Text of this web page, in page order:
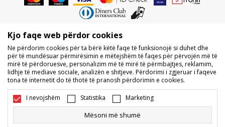
Nuk lejohet shkarkimi ose përdorimi i përmbajtjes nga faqet e internetit
të BDS.MK, pjesërisht ose tërësisht, dhe i referohet logove, markave
tregtare, përmbajtjes komerciale, as caktimi i tyre palëve të treta,
publikimi i tyre publikisht ose përdorimi i tyre për ndonjë për qëllime, pa
pëlqimin me shkrim të BDS.MK DOOEL.
Ne përpiqemi të jemi sa më të saktë në përshkrimin e produktit, foton
dhe vetë çmimin, por nuk mund të garantojmë që të gjitha informacionet
të jenë të plota dhe pa gabime. Të gjitha produktet e shfaqura në faqe
janë pjesë e ofertës sonë, por nuk kuptohet që ato duhet të jenë të
disponueshme gjatë gjithë kohës. Disponueshmërinë e produkteve mund
Kjo faqe web përdor cookies
Ne përdorim cookies për ta bërë këtë faqe të funksionojë si duhet dhe
për të mundësuar përmirësimin e mëtejshëm të faqes për përvojën më të
mirë të përdoruesve, personalizim më të mirë të përmbajtjes, reklamim,
lidhje të mediave sociale, analizën e shitjeve. Përdorimi i zgjeruar i faqeve
tona të internetit do të thotë të pranosh përdorimin e cookies.
I nevojshëm Statistika Marketing
Mësoni më shumë